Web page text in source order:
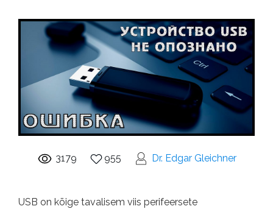
3179 955 Dr. Edgar Gleichner
USB on kõige tavalisem viis perifeersete